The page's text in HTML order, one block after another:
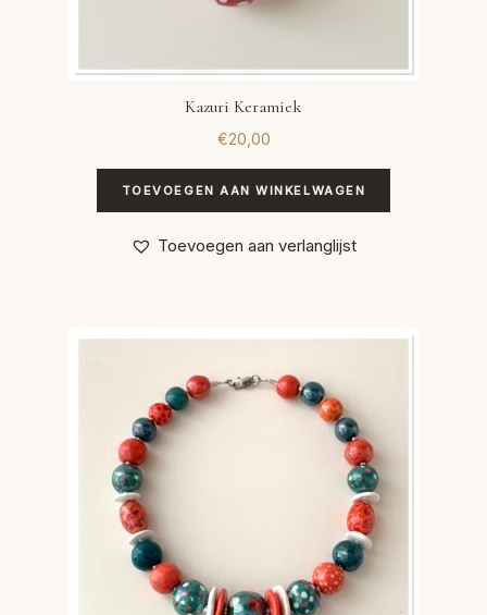
Kazuri Keramiek
€20,00
TOEVOEGEN AAN WINKELWAGEN
Toevoegen aan verlanglijst